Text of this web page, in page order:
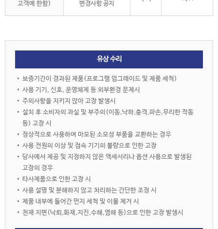
고객에 한함)
변경사항 공지
유상 수리
보증기간이 경과된 제품(프로그램 업그레이드 및 제품 세척)
사용 기기, 신호, 운영체제 등 외부환경 문제시
주의사항을 지키지 않아 고장 발생시
설치 후 소비자의 과실 및 부주의(이동,낙하,충격,파손,무리한 작동
등) 고장 시
정상적으로 사용하여 마모된 소모성 부품을 교환하는 경우
사용 전원의 이상 및 접속 기기의 불량으로 인한 고장
당사에서 제공 및 지정하지 않은 액세서리나 옵션 사용으로 발생된
고장의 경우
타사제품으로 인한 고장 시
사용 설명 및 분해하지 않고 처리하는 간단한 조정 시
제품 내부에 들어간 먼지 세척 및 이물 제거 시
천재 지변(낙뢰,화재,지진,수해,염해 등)으로 인한 고장 발생시